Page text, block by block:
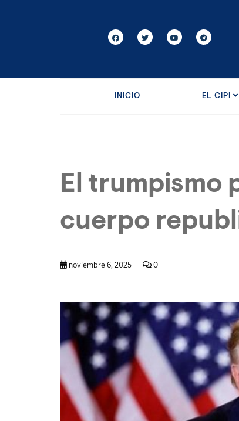
INICIO EL CIPI
El trumpismo
cuerpo
noviembre 6, 2025 0